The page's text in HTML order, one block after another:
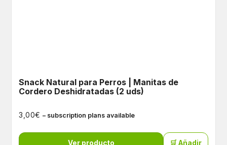
Snack Natural para Perros | Manitas de
Cordero Deshidratadas (2 uds)
3,00€ – subscription plans available
Ver producto 🛒 Añadir